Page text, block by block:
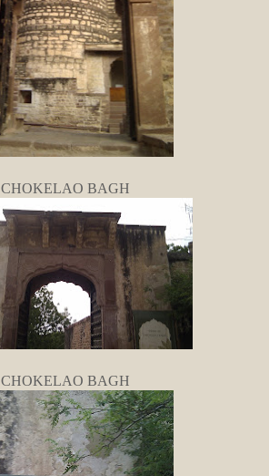
CHOKELAO BAGH
CHOKELAO BAGH